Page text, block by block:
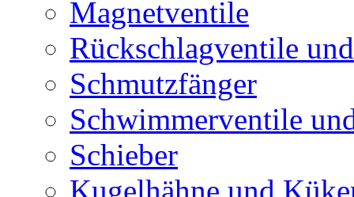
Magnetventile
Rückschlagventile
Schmutzfänger
Schwimmerventile
Schieber